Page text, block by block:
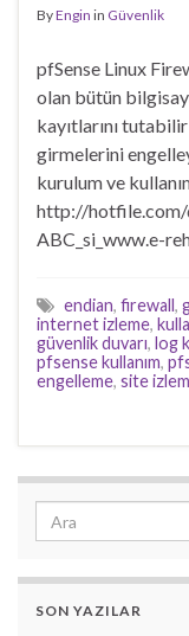
ByEngin in Güvenlik
pfSense Linux
olan bütün
kayıtlarını
girmelerini
kurulum ve
http://hotfile.com/
ABC_si_www.e-
endian, firewall,
internet izleme,
güvenlik duvarı, log
pfsense kullanım,
engelleme, site
Search for:
SON YAZILAR